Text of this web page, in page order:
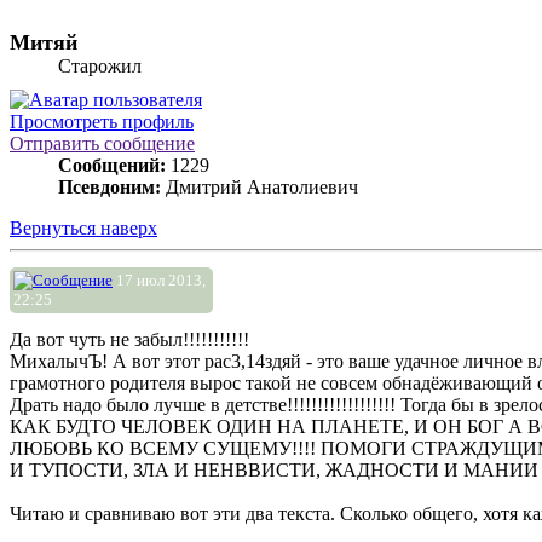
Митяй
Старожил
Просмотреть профиль
Отправить сообщение
Сообщений: 1229
Псевдоним: Дмитрий Анатолиевич
Вернуться наверх
17 июл 2013,
22:25
Да вот чуть не забыл!!!!!!!!!!!
МихалычЪ! А вот этот рас3,14здяй - это ваше удачное личное
грамотного родителя вырос такой не совсем обнадёживающий
Драть надо было лучше в детстве!!!!!!!!!!!!!!!!!! Тогда бы в
КАК БУДТО ЧЕЛОВЕК ОДИН НА ПЛАНЕТЕ, И ОН БОГ
ЛЮБОВЬ КО ВСЕМУ СУЩЕМУ!!!! ПОМОГИ
И ТУПОСТИ, ЗЛА И НЕНВВИСТИ, ЖАДНОСТИ И МАНИИ
Читаю и сравниваю вот эти два текста. Сколько общего,